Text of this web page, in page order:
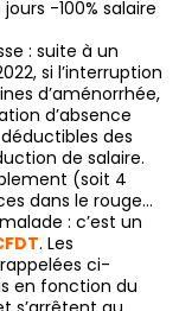
-100% salaire
: suite à un
si l’interruption
d’aménorrhée,
d’absence
des
de salaire.
(soit 4
dans le rouge…
: c’est un
. Les
ci-
en fonction du